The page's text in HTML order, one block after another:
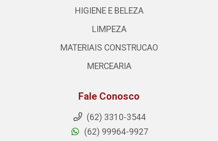
HIGIENE E BELEZA
LIMPEZA
MATERIAIS CONSTRUCAO
MERCEARIA
Fale Conosco
(62) 3310-3544
(62) 99964-9927